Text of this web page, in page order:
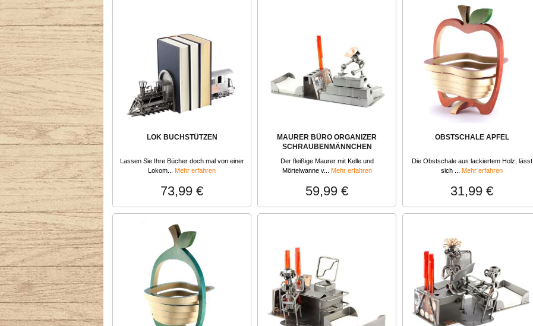
LOK BUCHSTÜTZEN
Lassen Sie Ihre Bücher doch mal von einer
Lokom... Mehr erfahren
73,99 €
MAURER BÜRO ORGANIZER
SCHRAUBENMÄNNCHEN
Der fleißige Maurer mit Kelle und
Mörtelwanne v... Mehr erfahren
59,99 €
OBSTSCHALE APFEL
Die Obstschale aus lackiertem Holz, lässt
sich ... Mehr erfahren
31,99 €